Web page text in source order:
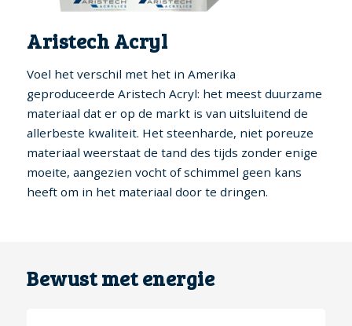
Aristech Acryl
Voel het verschil met het in Amerika
geproduceerde Aristech Acryl: het meest duurzame
materiaal dat er op de markt is van uitsluitend de
allerbeste kwaliteit. Het steenharde, niet poreuze
materiaal weerstaat de tand des tijds zonder enige
moeite, aangezien vocht of schimmel geen kans
heeft om in het materiaal door te dringen.
Bewust met energie